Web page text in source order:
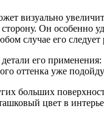
визуально
Он особенно
случае его следует
его применения:
оттенка уже
больших
цвет в